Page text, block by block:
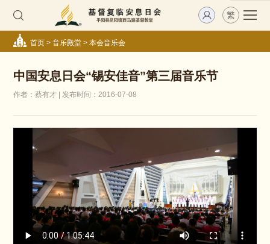
繁
首页> 音乐殿堂> 本会音乐会
中国安息日会“锡安佳音”第三届音乐节
作者：蔡有才 | 发布时间：2016-07-08